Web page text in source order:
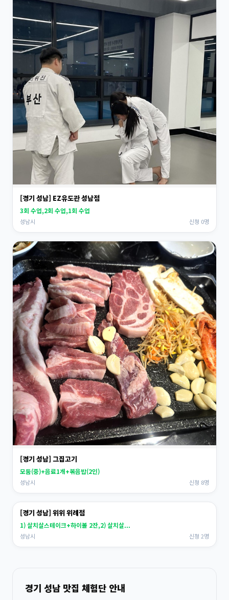
[경기 성남] EZ유도관 성남점
3회 수업,2회 수업,1회 수업
성남시 신청 0명
[경기 성남] 그집고기
모둠(중)+음료1개+볶음밥(2인)
성남시 신청 8명
[경기 성남] 위위 위례점
1) 살치살스테이크+하이볼 2잔,2) 살치살...
성남시 신청 2명
경기 성남 맛집 체험단 안내